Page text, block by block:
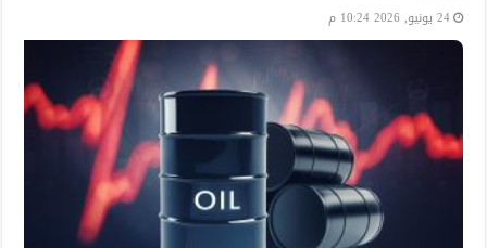
24 يونيو, 2026 10:24 م